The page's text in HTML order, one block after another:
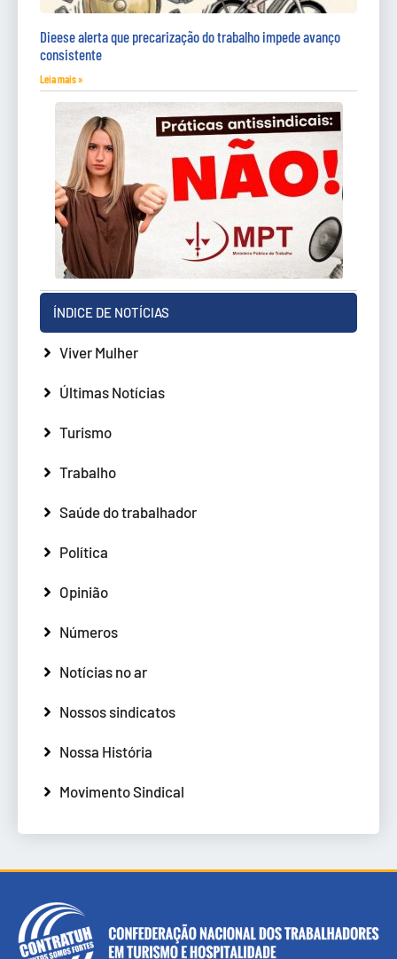
Dieese alerta que precarização do trabalho impede avanço
consistente
Leia mais »
ÍNDICE DE NOTÍCIAS
Viver Mulher
Últimas Notícias
Turismo
Trabalho
Saúde do trabalhador
Política
Opinião
Números
Notícias no ar
Nossos sindicatos
Nossa História
Movimento Sindical